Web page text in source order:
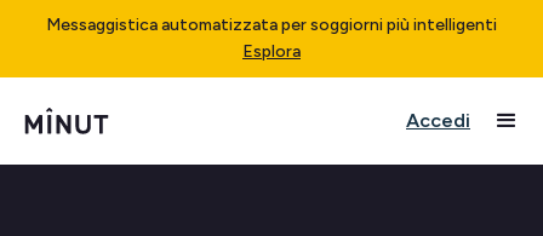
Messaggistica automatizzata per soggiorni più intelligenti
Esplora
Accedi